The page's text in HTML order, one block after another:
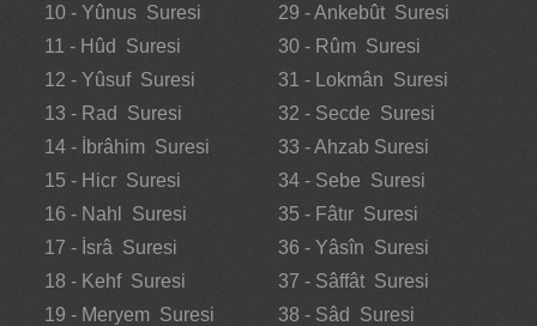
10 - Yûnus Suresi
11 - Hûd Suresi
12 - Yûsuf Suresi
13 - Rad Suresi
14 - İbrâhim Suresi
15 - Hicr Suresi
16 - Nahl Suresi
17 - İsrâ Suresi
18 - Kehf Suresi
19 - Meryem Suresi
29 - Ankebût Suresi
30 - Rûm Suresi
31 - Lokmân Suresi
32 - Secde Suresi
33 - Ahzab Suresi
34 - Sebe Suresi
35 - Fâtır Suresi
36 - Yâsîn Suresi
37 - Sâffât Suresi
38 - Sâd Suresi